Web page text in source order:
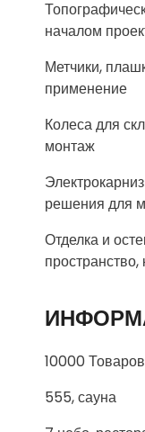
началом
Метчики,
применение
Колеса для
монтаж
решения для
Отделка и
10000 Товаров
555, сауна